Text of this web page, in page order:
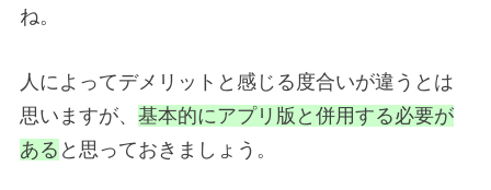
ね。
人によってデメリットと感じる度合いが違うとは
思いますが、 基本的にアプリ版と併用する必要が
ある と思っておきましょう。